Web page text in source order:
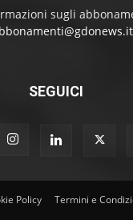
sugli
SEGUICI
Policy Termini e